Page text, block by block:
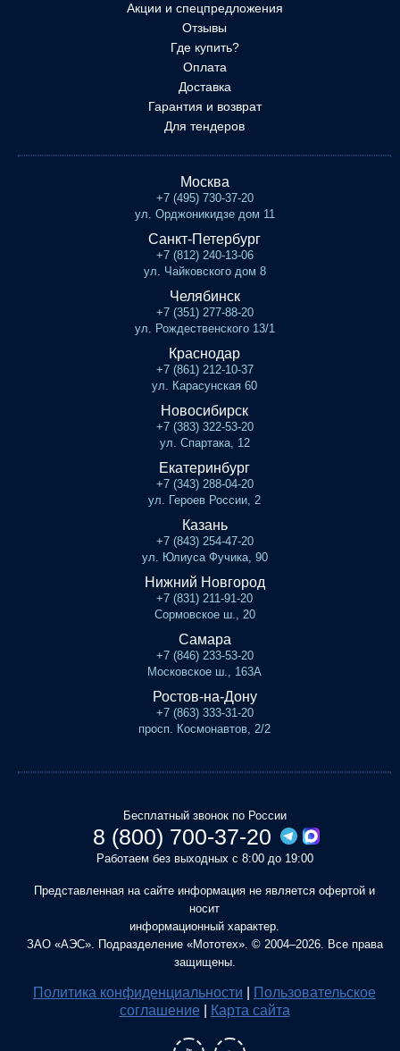
Акции и спецпредложения
Отзывы
Где купить?
Оплата
Доставка
Гарантия и возврат
Для тендеров
Москва
+7 (495) 730-37-20
ул. Орджоникидзе дом 11
Санкт-Петербург
+7 (812) 240-13-06
ул. Чайковского дом 8
Челябинск
+7 (351) 277-88-20
ул. Рождественского 13/1
Краснодар
+7 (861) 212-10-37
ул. Карасунская 60
Новосибирск
+7 (383) 322-53-20
ул. Спартака, 12
Екатеринбург
+7 (343) 288-04-20
ул. Героев России, 2
Казань
+7 (843) 254-47-20
ул. Юлиуса Фучика, 90
Нижний Новгород
+7 (831) 211-91-20
Сормовское ш., 20
Самара
+7 (846) 233-53-20
Московское ш., 163А
Ростов-на-Дону
+7 (863) 333-31-20
просп. Космонавтов, 2/2
Бесплатный звонок по России
8 (800) 700-37-20
Работаем без выходных с 8:00 до 19:00
Представленная на сайте информация не является офертой и
носит
информационный характер.
ЗАО «АЭС». Подразделение «Мототех». © 2004–2026. Все права
защищены.
Политика конфиденциальности
Пользовательское
соглашение
Карта сайта